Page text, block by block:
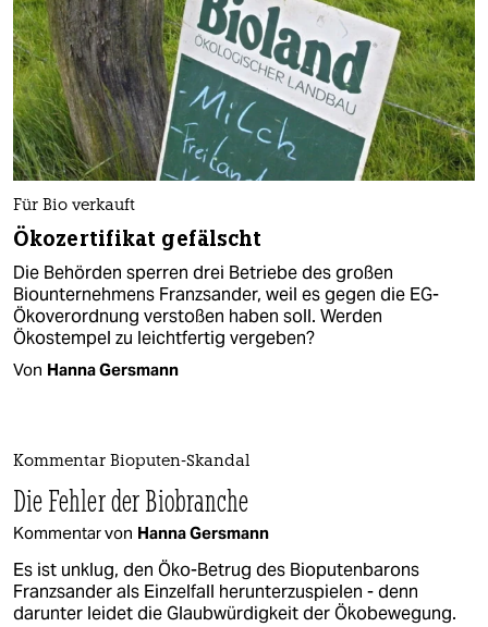
Für Bio verkauft
Ökozertifikat gefälscht
Die Behörden sperren drei Betriebe des großen
Biounternehmens Franzsander, weil es gegen die EG-
Ökoverordnung verstoßen haben soll. Werden
Ökostempel zu leichtfertig vergeben?
Von Hanna Gersmann
Kommentar Bioputen-Skandal
Die Fehler der Biobranche
Kommentar von Hanna Gersmann
Es ist unklug, den Öko-Betrug des Bioputenbarons
Franzsander als Einzelfall herunterzuspielen - denn
darunter leidet die Glaubwürdigkeit der Ökobewegung.